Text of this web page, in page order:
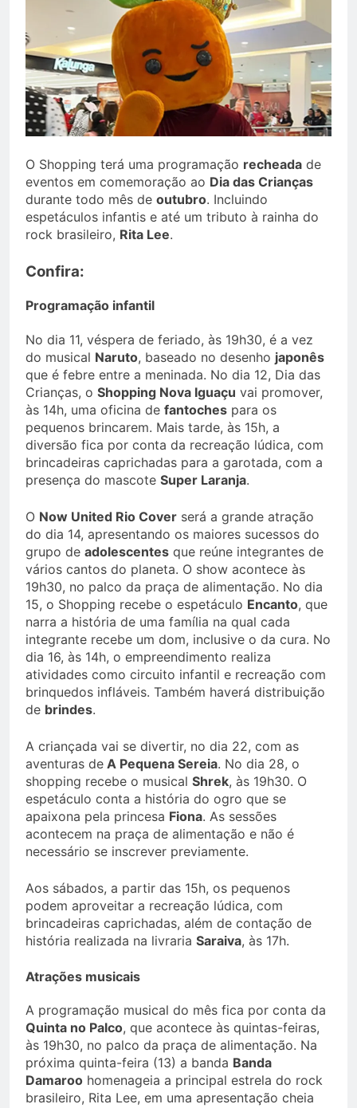
O Shopping terá uma programação recheada de
eventos em comemoração ao Dia das Crianças
durante todo mês de outubro. Incluindo
espetáculos infantis e até um tributo à rainha do
rock brasileiro, Rita Lee.
Confira:
Programação infantil
No dia 11, véspera de feriado, às 19h30, é a vez
do musical Naruto, baseado no desenho japonês
que é febre entre a meninada. No dia 12, Dia das
Crianças, o Shopping Nova Iguaçu vai promover,
às 14h, uma oficina de fantoches para os
pequenos brincarem. Mais tarde, às 15h, a
diversão fica por conta da recreação lúdica, com
brincadeiras caprichadas para a garotada, com a
presença do mascote Super Laranja.
O Now United Rio Cover será a grande atração
do dia 14, apresentando os maiores sucessos do
grupo de adolescentes que reúne integrantes de
vários cantos do planeta. O show acontece às
19h30, no palco da praça de alimentação. No dia
15, o Shopping recebe o espetáculo Encanto, que
narra a história de uma família na qual cada
integrante recebe um dom, inclusive o da cura. No
dia 16, às 14h, o empreendimento realiza
atividades como circuito infantil e recreação com
brinquedos infláveis. Também haverá distribuição
de brindes.
A criançada vai se divertir, no dia 22, com as
aventuras de A Pequena Sereia. No dia 28, o
shopping recebe o musical Shrek, às 19h30. O
espetáculo conta a história do ogro que se
apaixona pela princesa Fiona. As sessões
acontecem na praça de alimentação e não é
necessário se inscrever previamente.
Aos sábados, a partir das 15h, os pequenos
podem aproveitar a recreação lúdica, com
brincadeiras caprichadas, além de contação de
história realizada na livraria Saraiva, às 17h.
Atrações musicais
A programação musical do mês fica por conta da
Quinta no Palco, que acontece às quintas-feiras,
às 19h30, no palco da praça de alimentação. Na
próxima quinta-feira (13) a banda Banda
Damaroo homenageia a principal estrela do rock
brasileiro, Rita Lee, em uma apresentação cheia